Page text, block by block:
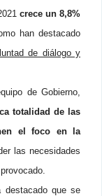
crece un 8,8%
han destacado
de diálogo y
de Gobierno,
totalidad de las
el foco en la
las necesidades
destacado que se